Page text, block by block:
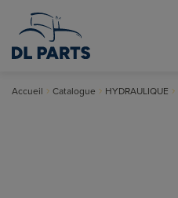
Accueil Catalogue HYDRAULIQUE